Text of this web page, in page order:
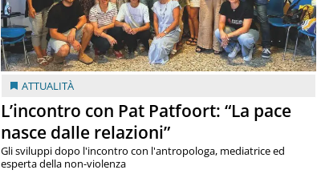
ATTUALITÀ
L’incontro con Pat Patfoort: “La pace
nasce dalle relazioni”
Gli sviluppi dopo l'incontro con l'antropologa, mediatrice ed
esperta della non-violenza